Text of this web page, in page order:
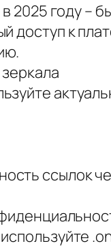
2025 году –
доступ к
ссылок